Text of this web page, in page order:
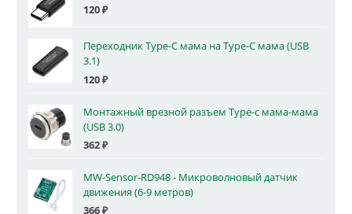
120₽
Переходник Type-C мама на Type-C мама (USB
3.1)
120₽
Монтажный врезной разъем Type-c мама-мама
(USB 3.0)
362₽
MW-Sensor-RD948 - Микроволновый датчик
движения (6-9 метров)
366₽